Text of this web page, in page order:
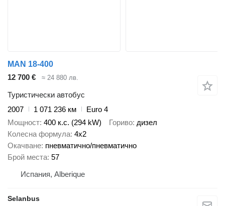
MAN 18-400
12 700 €
≈ 24 880 лв.
Туристически автобус
2007
1 071 236 км
Euro 4
Мощност 400 к.с. (294 kW) Гориво дизел
Колесна формула 4x2
Окачване пневматично/пневматично
Брой места 57
Испания, Alberique
Selanbus